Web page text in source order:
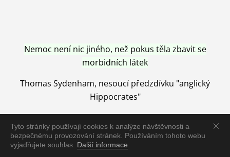
Tyto stránky používají cookies k analýze návštěvnosti a
bezpečnému provozování stránek. Používáním tohoto webu
vyjadřujete souhlas. Další informace
Nemoc není nic jiného, než pokus těla zbavit se
morbidních látek
Thomas Sydenham, nesoucí předzdívku "anglický
Hippocrates"
Nemoc je vyléčena jen pomocí Přírody, neutralizací a